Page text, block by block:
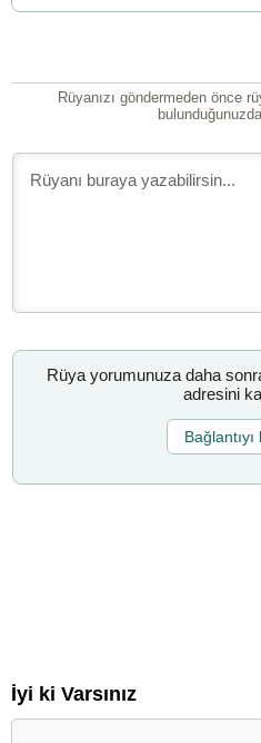
Rüyanızı göndermeden önce
Rüya yorumunuza daha
adresini
İyi ki Varsınız